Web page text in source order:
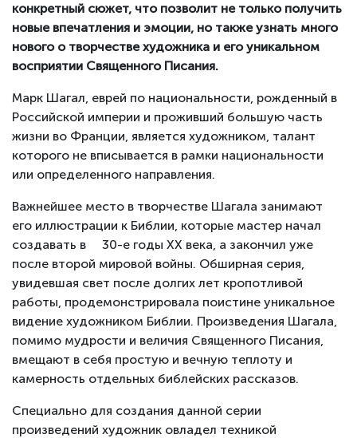
конкретный сюжет, что позволит не только получить
новые впечатления и эмоции, но также узнать много
нового о творчестве художника и его уникальном
восприятии Священного Писания.
Марк Шагал, еврей по национальности, рожденный в
Российской империи и проживший большую часть
жизни во Франции, является художником, талант
которого не вписывается в рамки национальности
или определенного направления.
Важнейшее место в творчестве Шагала занимают
его иллюстрации к Библии, которые мастер начал
создавать в 30-е годы ХХ века, а закончил уже
после второй мировой войны. Обширная серия,
увидевшая свет после долгих лет кропотливой
работы, продемонстрировала поистине уникальное
видение художником Библии. Произведения Шагала,
помимо мудрости и величия Священного Писания,
вмещают в себя простую и вечную теплоту и
камерность отдельных библейских рассказов.
Специально для создания данной серии
произведений художник овладел техникой